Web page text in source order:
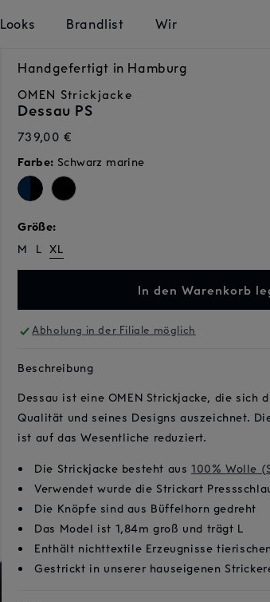
Looks Brandlist Wir
Handgefertigt in Hamburg
OMEN Strickjacke
Dessau PS
Normaler
739,00 €
Farbe: Schwarz marine
Größe:
M
L XL
In den Warenkorb
Abholung in der Filiale möglich
Beschreibung
Dessau ist eine OMEN Strickjacke, die sich
Qualität und seines Designs auszeichnet.
ist auf das Wesentliche reduziert.
Die Strickjacke besteht aus 100% Wolle
Verwendet wurde die Strickart
Die Knöpfe sind aus Büffelhorn gedreht
Das Model ist 1,84m groß und trägt L
Enthält nichttextile Erzeugnisse
Gestrickt in unserer hauseigenen